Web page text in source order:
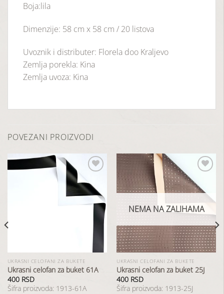
Boja:lila
Dimenzije: 58 cm x 58 cm / 20 listova
Uvoznik i distributer: Florela doo Kraljevo
Zemlja porekla: Kina
Zemlja uvoza: Kina
POVEZANI PROIZVODI
Dodaj
u
listu
UKRASNI CELOFANI ZA BUKETE
Ukrasni celofan za buket 61A
400 RSD
Šifra proizvoda: 1913-61A
Dodaj
u
listu
NEMA NA ZALIHAMA
UKRASNI CELOFANI ZA BUKETE
Ukrasni celofan za buket 25J
400 RSD
Šifra proizvoda: 1913-25J